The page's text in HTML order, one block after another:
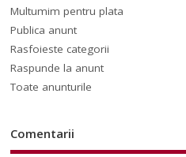
Multumim pentru plata
Publica anunt
Rasfoieste categorii
Raspunde la anunt
Toate anunturile
Comentarii